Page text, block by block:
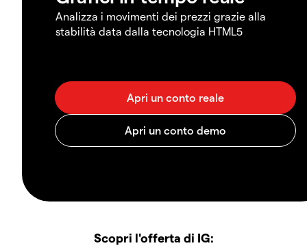
Analizza i movimenti dei prezzi grazie alla
stabilità data dalla tecnologia HTML5
Scopri l'offerta di IG: